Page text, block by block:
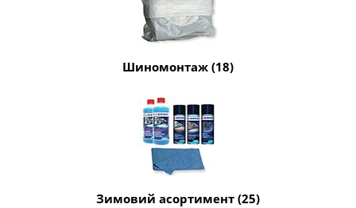
Шиномонтаж (18)
Зимовий асортимент (25)